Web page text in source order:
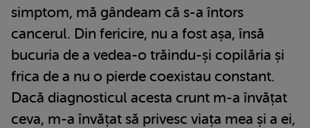
simptom, mă gândeam că s-a întors
cancerul. Din fericire, nu a fost așa, însă
bucuria de a vedea-o trăindu-și copilăria și
frica de a nu o pierde coexistau constant.
Dacă diagnosticul acesta crunt m-a învățat
ceva, m-a învățat să privesc viața mea și a ei,